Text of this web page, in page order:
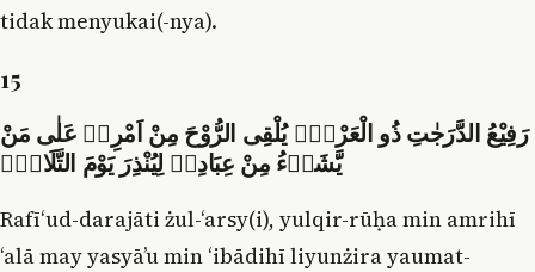
tidak menyukai(-nya).
15
رَفِيْعُ الدَّرَجٰتِ ذُو الْعَرْشِۚ يُلْقِى الرُّوْحَ مِنْ اَمْرِهٖ عَلٰى مَنْ
يَّشَاۤءُ مِنْ عِبَادِهٖ لِيُنْذِرَ يَوْمَ التَّلَاقِۙ
Rafī‘ud-darajāti żul-‘arsy(i), yulqir-rūḥa min amrihī
‘alā may yasyā’u min ‘ibādihī liyunżira yaumat-